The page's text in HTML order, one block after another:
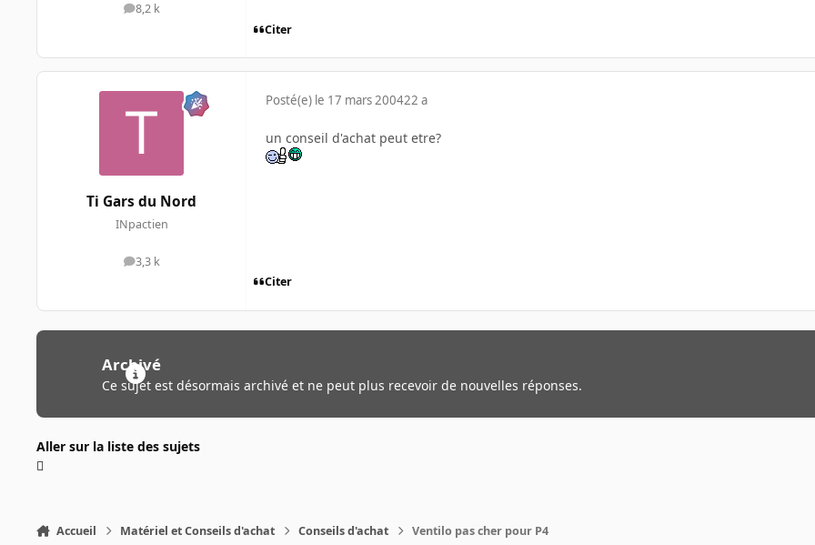
8,2 k
messages
Citer
Ti Gars du Nord
INpactien
3,3 k
messages
Posté(e) le 17 mars 200422 a
un conseil d'achat peut etre?
Citer
Archivé
Ce sujet est désormais archivé et ne peut plus recevoir de nouvelles réponses.
Aller sur la liste des sujets
Accueil Matériel et Conseils d'achat Conseils d'achat Ventilo pas cher pour P4